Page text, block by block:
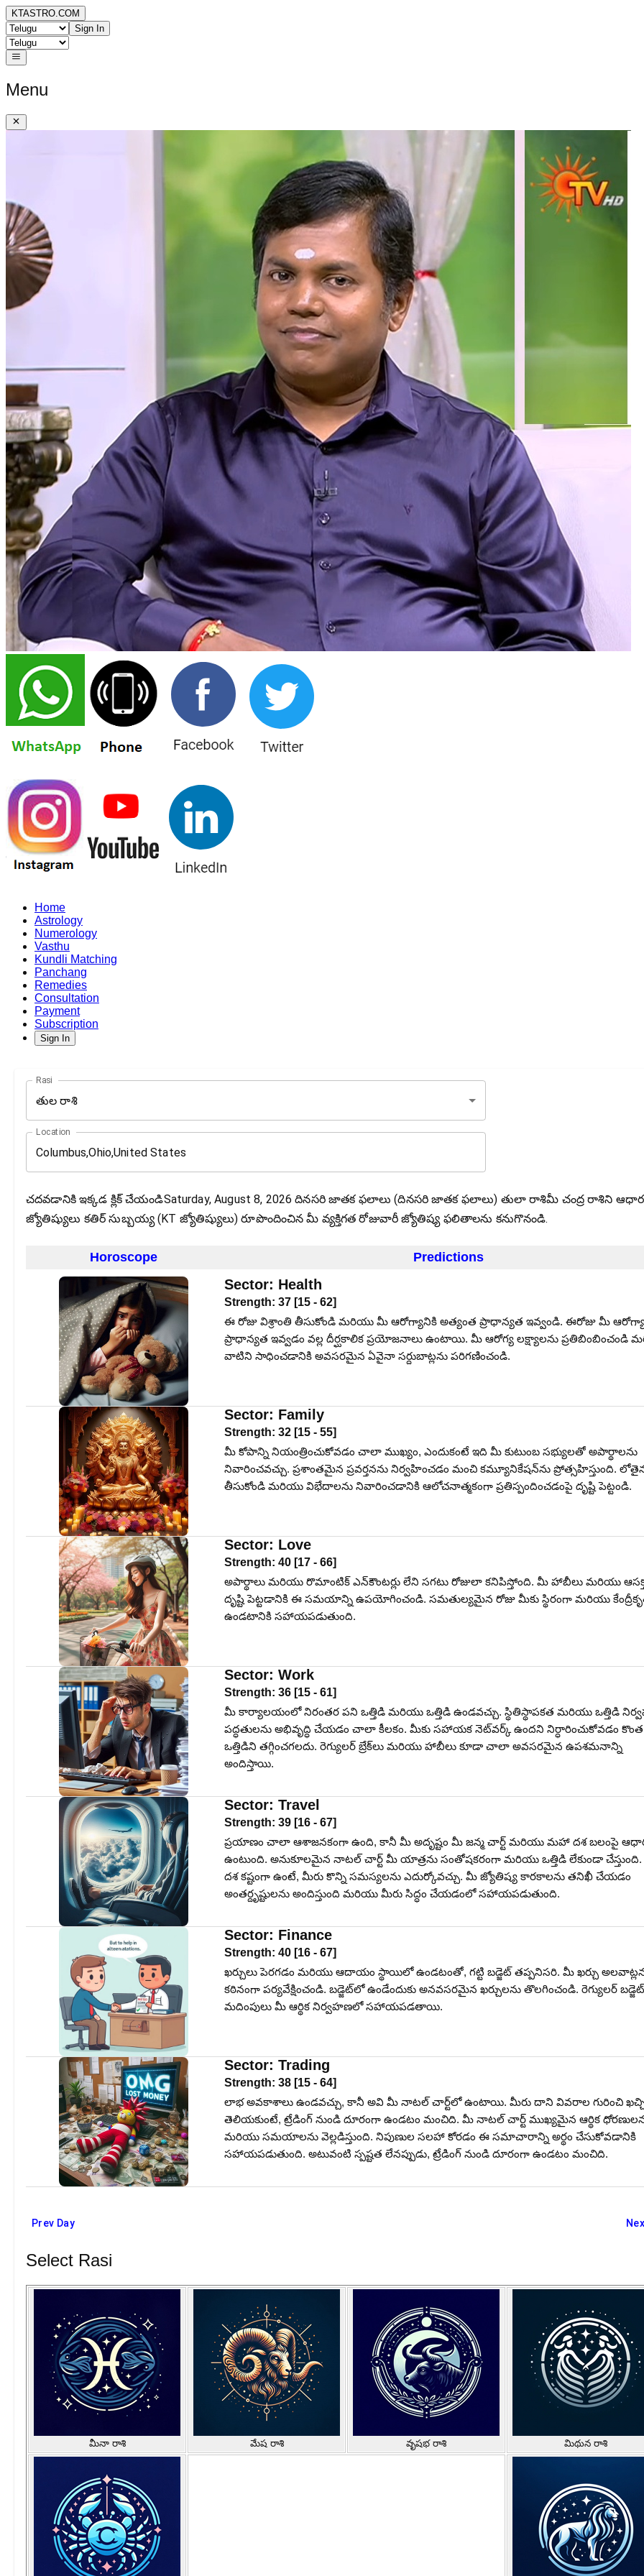
KTASTRO.COM
Sign In
Menu
Home
Astrology
Numerology
Vasthu
Kundli Matching
Panchang
Remedies
Consultation
Payment
Subscription
Sign In
Rasi
తుల రాశి
Location
చదవడానికి ఇక్కడ క్లిక్ చేయండిSaturday, August 8, 2026 దినసరి జాతక ఫలాలు (దినసరి జాతక ఫలాలు) తులా రాశిమీ చంద్ర రాశిని
జ్యోతిష్యులు కతిర్ సుబ్బయ్య (KT జ్యోతిష్యులు) రూపొందించిన మీ వ్యక్తిగత రోజువారీ జ్యోతిష్య ఫలితాలను కనుగొనండి.
Horoscope Predictions
Sector: Health
Strength: 37 [15 - 62]
ఈ రోజు విశ్రాంతి తీసుకోండి మరియు మీ ఆరోగ్యానికి అత్యంత ప్రాధాన్యత ఇవ్వండి. ఈరోజు మీ
ప్రాధాన్యత ఇవ్వడం వల్ల దీర్ఘకాలిక ప్రయోజనాలు ఉంటాయి. మీ ఆరోగ్య లక్ష్యాలను ప్రతిబింబించండి
వాటిని సాధించడానికి అవసరమైన ఏవైనా సర్దుబాట్లను పరిగణించండి.
Sector: Family
Strength: 32 [15 - 55]
మీ కోపాన్ని నియంత్రించుకోవడం చాలా ముఖ్యం, ఎందుకంటే ఇది మీ కుటుంబ సభ్యులతో అపార్థాలను
నివారించవచ్చు. ప్రశాంతమైన ప్రవర్తనను నిర్వహించడం మంచి కమ్యూనికేషన్‌ను ప్రోత్సహిస్తుంది.
తీసుకోండి మరియు విభేదాలను నివారించడానికి ఆలోచనాత్మకంగా ప్రతిస్పందించడంపై దృష్టి పెట్టండి.
Sector: Love
Strength: 40 [17 - 66]
అపార్థాలు మరియు రొమాంటిక్ ఎన్‌కౌంటర్లు లేని సగటు రోజులా కనిపిస్తోంది. మీ హాబీలు మరియు
దృష్టి పెట్టడానికి ఈ సమయాన్ని ఉపయోగించండి. సమతుల్యమైన రోజు మీకు స్థిరంగా మరియు
ఉండటానికి సహాయపడుతుంది.
Sector: Work
Strength: 36 [15 - 61]
మీ కార్యాలయంలో నిరంతర పని ఒత్తిడి మరియు ఒత్తిడి ఉండవచ్చు. స్థితిస్థాపకత మరియు ఒత్తిడి
పద్ధతులను అభివృద్ధి చేయడం చాలా కీలకం. మీకు సహాయక నెట్‌వర్క్ ఉందని నిర్ధారించుకోవడం కొంత
ఒత్తిడిని తగ్గించగలదు. రెగ్యులర్ బ్రేక్‌లు మరియు హాబీలు కూడా చాలా అవసరమైన ఉపశమనాన్ని
అందిస్తాయి.
Sector: Travel
Strength: 39 [16 - 67]
ప్రయాణం చాలా ఆశాజనకంగా ఉంది, కానీ మీ అదృష్టం మీ జన్మ చార్ట్ మరియు మహా దశ బలంపై
ఉంటుంది. అనుకూలమైన నాటల్ చార్ట్ మీ యాత్రను సంతోషకరంగా మరియు ఒత్తిడి లేకుండా
దశ కష్టంగా ఉంటే, మీరు కొన్ని సమస్యలను ఎదుర్కోవచ్చు. మీ జ్యోతిష్య కారకాలను తనిఖీ చేయడం
అంతర్దృష్టులను అందిస్తుంది మరియు మీరు సిద్ధం చేయడంలో సహాయపడుతుంది.
Sector: Finance
Strength: 40 [16 - 67]
ఖర్చులు పెరగడం మరియు ఆదాయం స్థాయిలో ఉండటంతో, గట్టి బడ్జెట్ తప్పనిసరి. మీ ఖర్చు
కఠినంగా పర్యవేక్షించండి. బడ్జెట్‌లో ఉండేందుకు అనవసరమైన ఖర్చులను తొలగించండి. రెగ్యులర్ బడ్జెట్
మదింపులు మీ ఆర్థిక నిర్వహణలో సహాయపడతాయి.
Sector: Trading
Strength: 38 [15 - 64]
లాభ అవకాశాలు ఉండవచ్చు, కానీ అవి మీ నాటల్ చార్ట్‌లో ఉంటాయి. మీరు దాని వివరాల గురించి
తెలియకుంటే, ట్రేడింగ్ నుండి దూరంగా ఉండటం మంచిది. మీ నాటల్ చార్ట్ ముఖ్యమైన ఆర్థిక
మరియు సమయాలను వెల్లడిస్తుంది. నిపుణుల సలహా కోరడం ఈ సమాచారాన్ని అర్థం చేసుకోవడానికి
సహాయపడుతుంది. అటువంటి స్పష్టత లేనప్పుడు, ట్రేడింగ్ నుండి దూరంగా ఉండటం మంచిది.
Prev Day
Select Rasi
మీనా రాశి మేష రాశి వృషభ రాశి మిథున రాశి